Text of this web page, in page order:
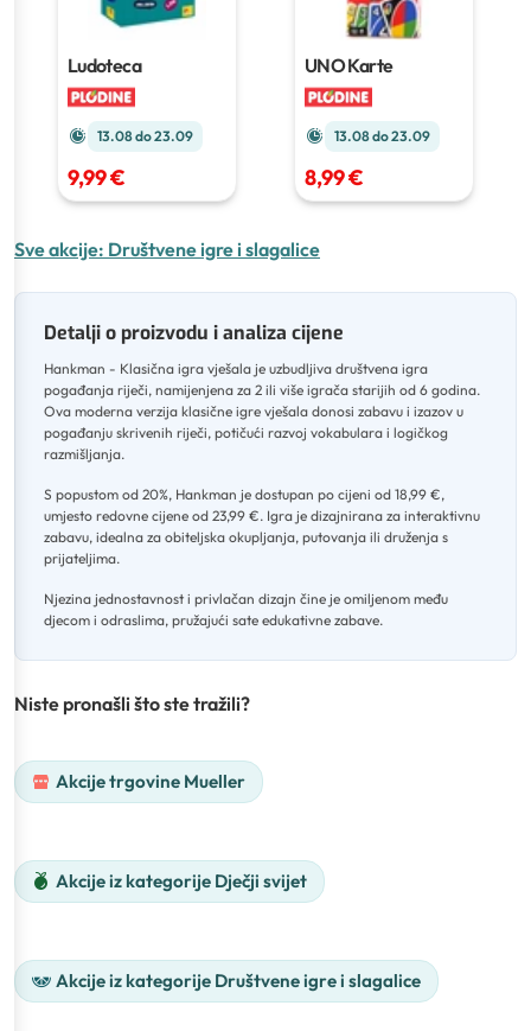
Ludoteca
13.08 do 23.09
9,99 €
UNO Karte
13.08 do 23.09
8,99 €
Sve akcije: Društvene igre i slagalice
Detalji o proizvodu i analiza cijene
Hankman - Klasična igra vješala je uzbudljiva društvena igra
pogađanja riječi, namijenjena za 2 ili više igrača starijih od 6 godina.
Ova moderna verzija klasične igre vješala donosi zabavu i izazov u
pogađanju skrivenih riječi, potičući razvoj vokabulara i logičkog
razmišljanja.
S popustom od 20%, Hankman je dostupan po cijeni od 18,99 €,
umjesto redovne cijene od 23,99 €. Igra je dizajnirana za interaktivnu
zabavu, idealna za obiteljska okupljanja, putovanja ili druženja s
prijateljima.
Njezina jednostavnost i privlačan dizajn čine je omiljenom među
djecom i odraslima, pružajući sate edukativne zabave.
Niste pronašli što ste tražili?
Akcije trgovine Mueller
Akcije iz kategorije Dječji svijet
Akcije iz kategorije Društvene igre i slagalice